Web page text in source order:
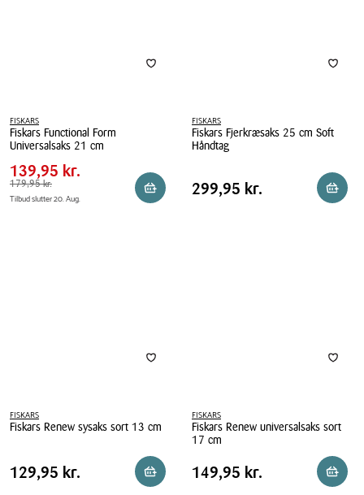
FISKARS
Fiskars Functional Form
Universalsaks 21 cm
Fiskars
Functional
Form
Pris
tabel
Pris
139,95 kr.
Spar
40,00 kr.
Førpris
139,95 kr.
179,95 kr.
Tilbud slutter 20. Aug. Reservér i butik
FISKARS
Fiskars Fjerkræsaks 25 cm Soft
Håndtag
Fjerkræsaks
Pris
Pris 299,95 kr.
299,95 kr.
FISKARS
Fiskars Renew sysaks sort 13 cm
Renew
sysaks
Pris
Pris 129,95 kr.
129,95 kr. Reservér i butik
FISKARS
Fiskars Renew universalsaks sort
17 cm
Fiskars
Renew
Pris
Pris 149,95 kr.
149,95 kr.